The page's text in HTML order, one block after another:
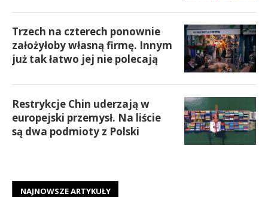
Trzech na czterech ponownie
założyłoby własną firmę. Innym
już tak łatwo jej nie polecają
Restrykcje Chin uderzają w
europejski przemysł. Na liście
są dwa podmioty z Polski
NAJNOWSZE ARTYKUŁY